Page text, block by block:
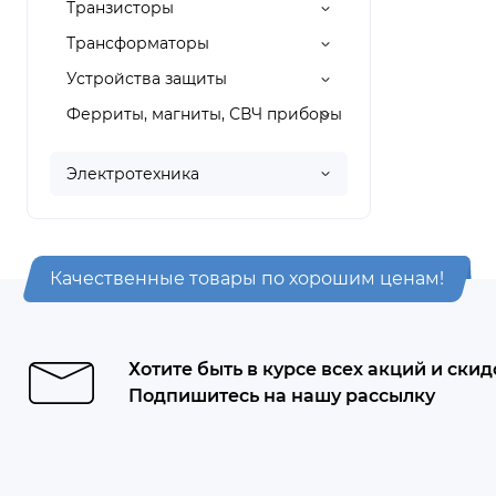
Транзисторы
Трансформаторы
Устройства защиты
Ферриты, магниты, СВЧ приборы
Электротехника
Качественные товары по хорошим ценам!
Хотите быть в курсе всех акций и
Подпишитесь на нашу рассылку